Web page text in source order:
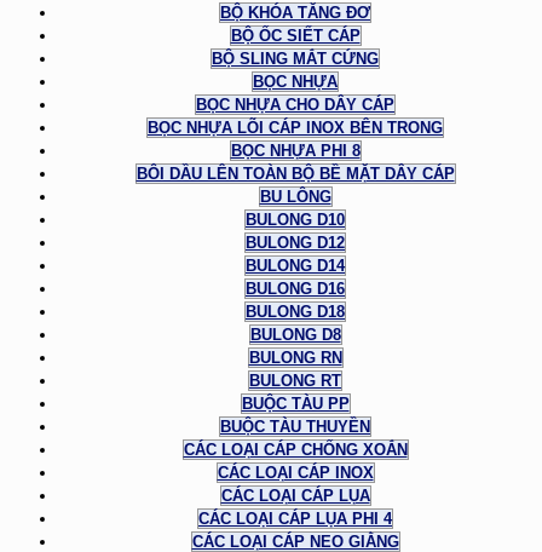
BỘ KHÓA TĂNG ĐƠ
BỘ ỐC SIẾT CÁP
BỘ SLING MẮT CỨNG
BỌC NHỰA
BỌC NHỰA CHO DÂY CÁP
BỌC NHỰA LÕI CÁP INOX BÊN TRONG
BỌC NHỰA PHI 8
BÔI DẦU LÊN TOÀN BỘ BỀ MẶT DÂY CÁP
BU LÔNG
BULONG D10
BULONG D12
BULONG D14
BULONG D16
BULONG D18
BULONG D8
BULONG RN
BULONG RT
BUỘC TÀU PP
BUỘC TÀU THUYỀN
CÁC LOẠI CÁP CHỐNG XOẮN
CÁC LOẠI CÁP INOX
CÁC LOẠI CÁP LỤA
CÁC LOẠI CÁP LỤA PHI 4
CÁC LOẠI CÁP NEO GIẰNG